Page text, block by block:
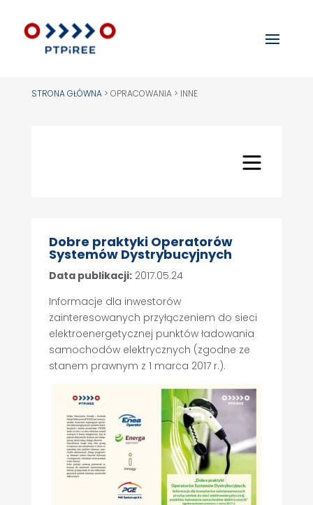
STRONA GŁÓWNA> OPRACOWANIA > INNE
Dobre praktyki Operatorów
Systemów Dystrybucyjnych
Data publikacji:2017.05.24
Informacje dla inwestorów
zainteresowanych przyłączeniem do sieci
elektroenergetycznej punktów ładowania
samochodów elektrycznych (zgodne ze
stanem prawnym z 1 marca 2017 r.).